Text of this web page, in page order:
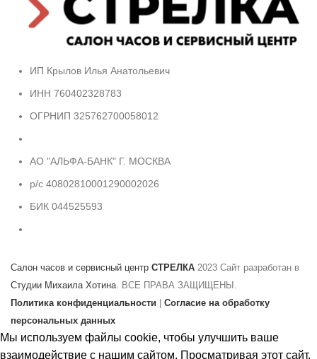
ИП Крылов Илья Анатольевич
ИНН 760402328783
ОГРНИП 325762700058012
АО "АЛЬФА-БАНК" Г. МОСКВА
р/с 40802810001290002026
БИК 044525593
Салон часов и сервисный центр СТРЕЛКА 2023 Сайт разработан в
Студии Михаила Хотина. ВСЕ ПРАВА ЗАЩИЩЕНЫ.
Политика конфиденциальности
Согласие на обработку
персональных данных
Мы используем файлы cookie, чтобы улучшить ваше
взаимодействие с нашим сайтом. Просматривая этот сайт,